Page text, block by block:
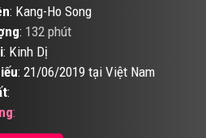
: Kang-Ho Song
: 132 phút
: Kinh Dị
: 21/06/2019 tại Việt Nam
:
: